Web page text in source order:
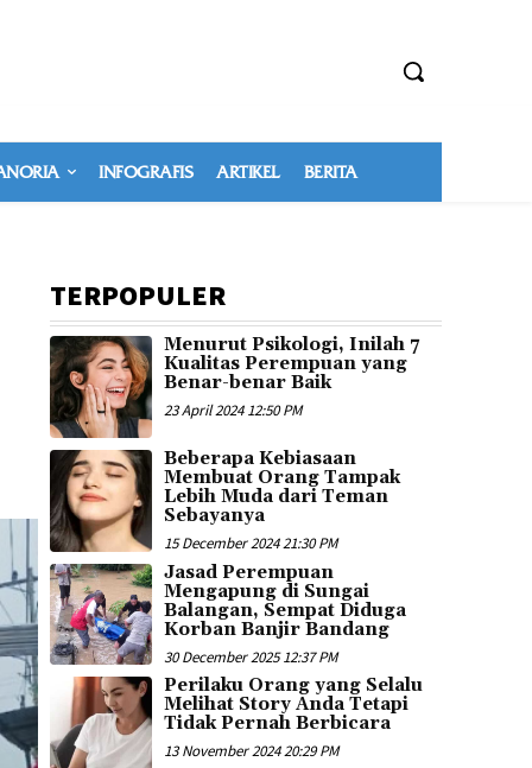
INFOGRAFIS ARTIKEL BERITA
TERPOPULER
Menurut Psikologi, Inilah 7
Kualitas Perempuan yang
Benar-benar Baik
23 April 2024 12:50 PM
Beberapa Kebiasaan
Membuat Orang Tampak
Lebih Muda dari Teman
Sebayanya
15 December 2024 21:30 PM
Jasad Perempuan
Mengapung di Sungai
Balangan, Sempat Diduga
Korban Banjir Bandang
30 December 2025 12:37 PM
Perilaku Orang yang Selalu
Melihat Story Anda Tetapi
Tidak Pernah Berbicara
13 November 2024 20:29 PM